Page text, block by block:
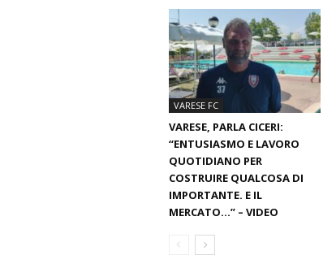
VARESE FC
VARESE, PARLA CICERI:
“ENTUSIASMO E LAVORO
QUOTIDIANO PER
COSTRUIRE QUALCOSA DI
IMPORTANTE. E IL
MERCATO…” – VIDEO